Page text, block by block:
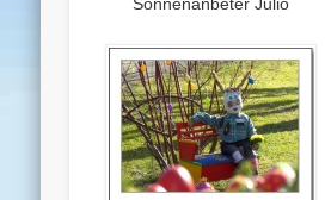
Sonnenanbeter Julio